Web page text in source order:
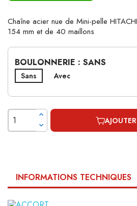
Chaîne acier nue de Mini-pelle
154 mm et de 40 maillons
BOULONNERIE : SANS
Sans Avec
INFORMATIONS TECHNIQUES